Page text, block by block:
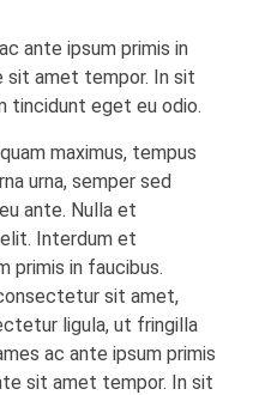
ante ipsum primis in
sit amet tempor. In sit
tincidunt eget eu odio.
maximus, tempus
urna, semper sed
ante. Nulla et
Interdum et
primis in faucibus.
sit amet,
ligula, ut fringilla
ac ante ipsum primis
sit amet tempor. In sit